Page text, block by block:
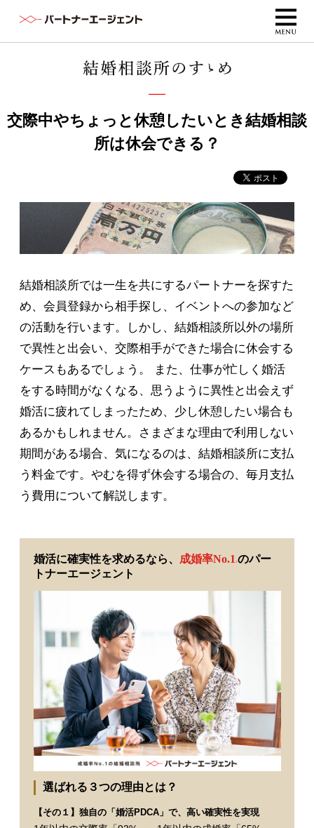
交際中やちょっと休憩したいとき結婚相談
所は休会できる？
結婚相談所では一生を共にするパートナーを探すた
め、会員登録から相手探し、イベントへの参加など
の活動を行います。しかし、結婚相談所以外の場所
で異性と出会い、交際相手ができた場合に休会する
ケースもあるでしょう。 また、仕事が忙しく婚活
をする時間がなくなる、思うように異性と出会えず
婚活に疲れてしまったため、少し休憩したい場合も
あるかもしれません。さまざまな理由で利用しない
期間がある場合、気になるのは、結婚相談所に支払
う料金です。やむを得ず休会する場合の、毎月支払
う費用について解説します。
婚活に確実性を求めるなら、 成婚率No.1 ※のパー
トナーエージェント
選ばれる３つの理由とは？
【その１】独自の「婚活PDCA」で、高い確実性を実現